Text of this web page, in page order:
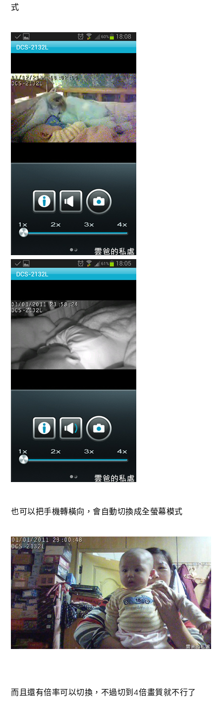
式
也可以把手機轉橫向，會自動切換成全螢幕模式
而且還有倍率可以切換，不過切到4倍畫質就不行了